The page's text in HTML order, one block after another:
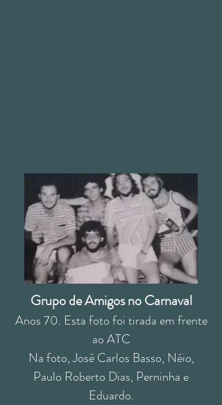
Grupo de Amigos no Carnaval
Anos 70. Esta foto foi tirada em frente
ao ATC
Na foto, José Carlos Basso, Néio,
Paulo Roberto Dias, Perninha e
Eduardo.